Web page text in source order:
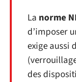
La norme
d’imposer
exige aussi
des